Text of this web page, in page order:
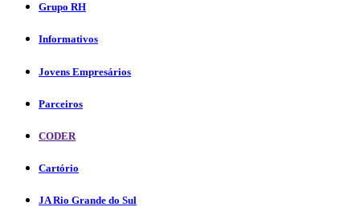
Grupo RH
Informativos
Jovens Empresários
Parceiros
CODER
Cartório
JA Rio Grande do Sul